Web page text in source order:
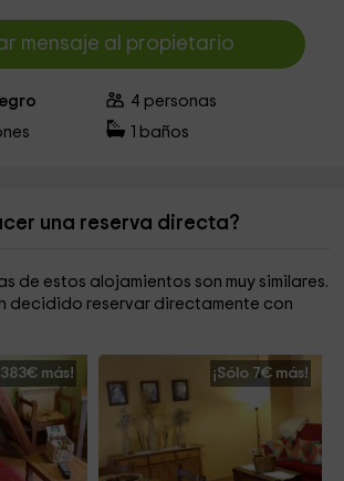
mensaje al propietario
4 personas
baños
una reserva directa?
de estos alojamientos son muy similares.
decidido reservar directamente con
más! ¡Sólo 7€ más!